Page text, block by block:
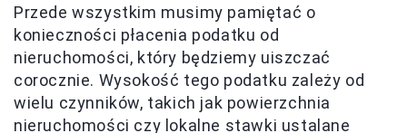
Przede wszystkim musimy pamiętać o
konieczności płacenia podatku od
nieruchomości, który będziemy uiszczać
corocznie. Wysokość tego podatku zależy od
wielu czynników, takich jak powierzchnia
nieruchomości czy lokalne stawki ustalane